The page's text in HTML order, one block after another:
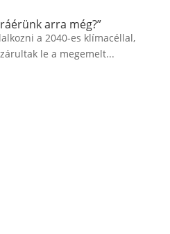
arra még?”
a 2040-es klímacéllal,
le a megemelt...